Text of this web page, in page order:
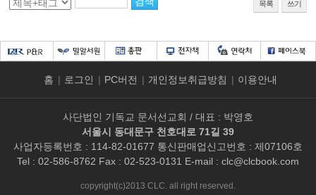
목록 쓰기
홈 | 로그인 | PC버전 | 개인정보취급방침 | 이용안내
사단법인 기독교 문서선교회 / 대표 : 박영호
서울시 동대문구 천호대로 71길 39
사업자등록번호 : 114-82-01677 통신판매업신고번호 : 제07106호
Tel : 02-586-8762 Fax : 02-523-0131 E-mail : clc@clcbook.com
copyright(c)2013 CLC. all right reserved.